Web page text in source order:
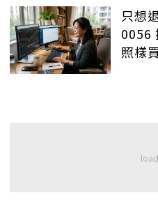
只想
0056
照樣買